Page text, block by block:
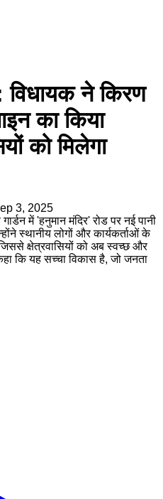
विधायक ने किरण
का किया
को मिलेगा
3, 2025
में 'हनुमान मंदिर' रोड पर नई पानी
स्थानीय लोगों और कार्यकर्ताओं के
क्षेत्रवासियों को अब स्वच्छ और
कि यह सच्चा विकास है, जो जनता